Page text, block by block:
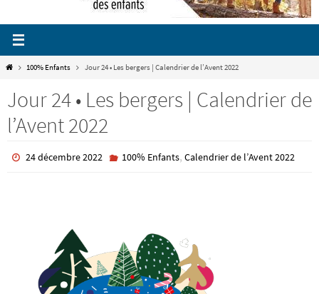
Home100% Enfants Jour 24 • Les bergers | Calendrier de l’Avent 2022
Jour 24 • Les bergers | Calendrier de
l’Avent 2022
24 décembre 2022 100% Enfants, Calendrier de l’Avent 2022